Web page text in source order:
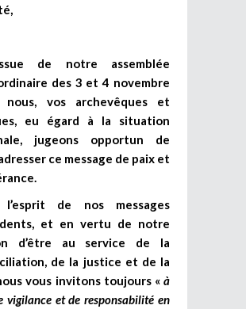
de notre assemblée
des 3 et 4 novembre
nous, vos archevêques et
eu égard à la situation
jugeons opportun de
ce message de paix et
l’esprit de nos messages
et en vertu de notre
d’être au service de la
de la justice et de la
vous invitons toujours « à
vigilance et de responsabilité en